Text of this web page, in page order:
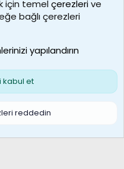
için temelçerezlerive
bağlı çerezleri
yapılandırın
kabul et
reddedin